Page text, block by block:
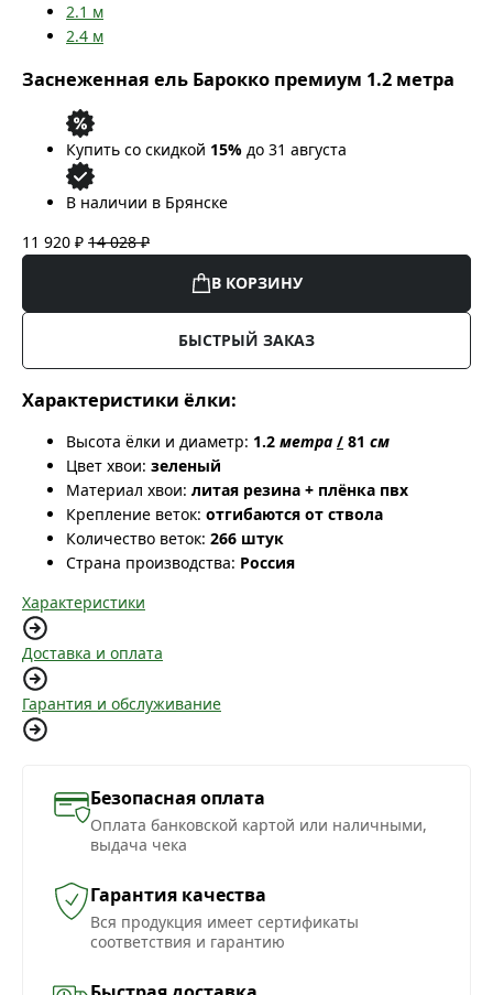
2.1 м
2.4 м
Заснеженная ель Барокко премиум 1.2 метра
Купить со скидкой 15% до 31 августа
В наличии в Брянске
11 920 ₽ 14 028 ₽
В КОРЗИНУ
БЫСТРЫЙ ЗАКАЗ
Характеристики ёлки:
Высота ёлки и диаметр: 1.2 метра / 81 см
Цвет хвои: зеленый
Материал хвои: литая резина + плёнка пвх
Крепление веток: отгибаются от ствола
Количество веток: 266 штук
Страна производства: Россия
Характеристики
Доставка и оплата
Гарантия и обслуживание
Безопасная оплата
Оплата банковской картой или наличными,
выдача чека
Гарантия качества
Вся продукция имеет сертификаты
соответствия и гарантию